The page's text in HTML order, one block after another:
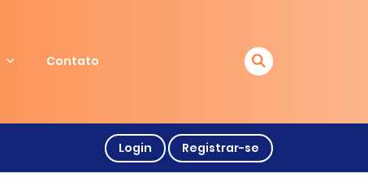
Contato
Login Registrar-se